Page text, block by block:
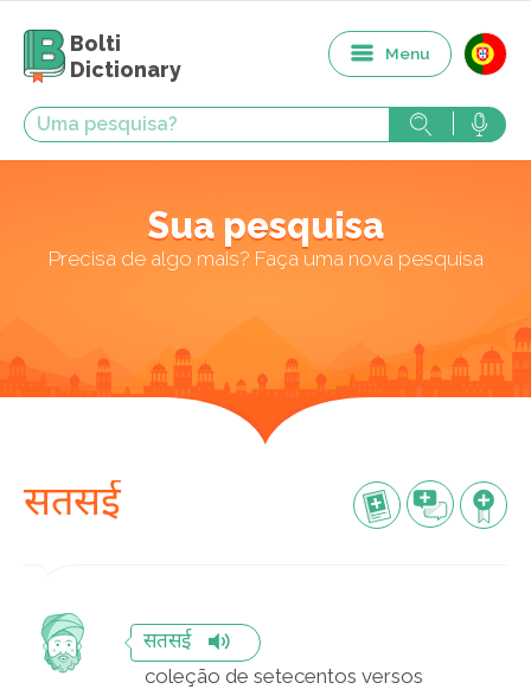
Bolti
Dictionary
Menu
Sua pesquisa
Precisa de algo mais? Faça uma nova pesquisa
सतसई
सतसई
coleção de setecentos versos